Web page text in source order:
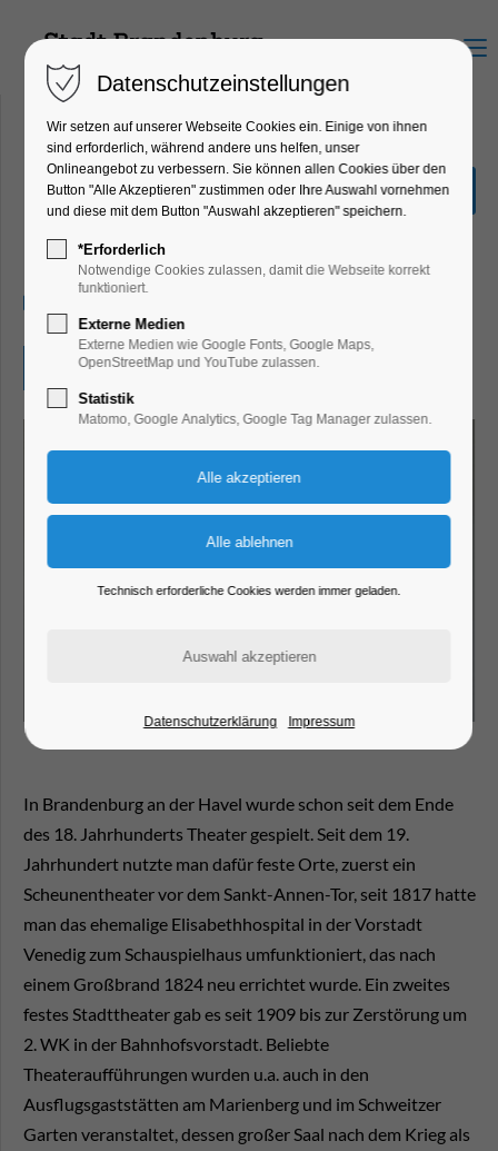
Menu
Theater in Brandenburg an
der Havel
Führung
Eintritt frei
In Brandenburg an der Havel wurde schon seit dem Ende
des 18. Jahrhunderts Theater gespielt. Seit dem 19.
Jahrhundert nutzte man dafür feste Orte, zuerst ein
Scheunentheater vor dem Sankt-Annen-Tor, seit 1817 hatte
man das ehemalige Elisabethhospital in der Vorstadt
Venedig zum Schauspielhaus umfunktioniert, das nach
einem Großbrand 1824 neu errichtet wurde. Ein zweites
festes Stadttheater gab es seit 1909 bis zur Zerstörung um
2. WK in der Bahnhofsvorstadt. Beliebte
Theateraufführungen wurden u.a. auch in den
Ausflugsgaststätten am Marienberg und im Schweitzer
Garten veranstaltet, dessen großer Saal nach dem Krieg als
Datenschutzeinstellungen
Wir setzen auf unserer Webseite Cookies ein. Einige von ihnen
sind erforderlich, während andere uns helfen, unser
Onlineangebot zu verbessern. Sie können allen Cookies über den
Button "Alle Akzeptieren" zustimmen oder Ihre Auswahl vornehmen
und diese mit dem Button "Auswahl akzeptieren" speichern.
*Erforderlich
Notwendige Cookies zulassen, damit die Webseite korrekt
funktioniert.
Externe Medien
Externe Medien wie Google Fonts, Google Maps,
OpenStreetMap und YouTube zulassen.
Statistik
Matomo, Google Analytics, Google Tag Manager zulassen.
Technisch erforderliche Cookies werden immer geladen.
Datenschutzerklärung Impressum